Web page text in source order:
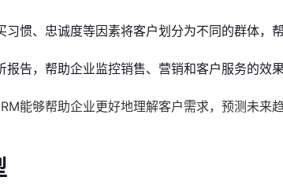
习惯、忠诚度等因素将客户划分为不同的群体，
报告，帮助企业监控销售、营销和客户服务的效
能够帮助企业更好地理解客户需求，预测未来